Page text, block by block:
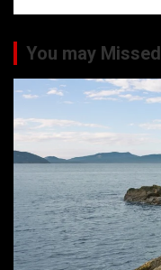
You may Missed